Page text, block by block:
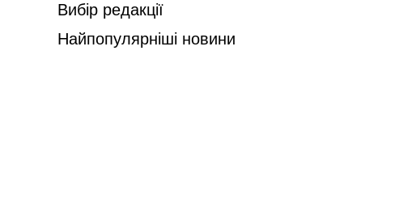
Вибір редакції
Найпопулярніші новини